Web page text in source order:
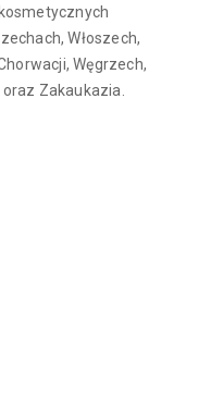
Włoszech,
Węgrzech,
Zakaukazia.